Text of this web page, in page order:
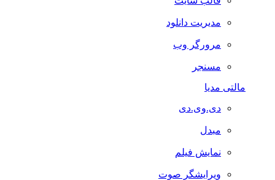
مدیریت دانلود
مرورگر وب
مسنجر
مالتی مدیا
دی.وی.دی
مبدل
نمایش فیلم
ویرایشگر صوت